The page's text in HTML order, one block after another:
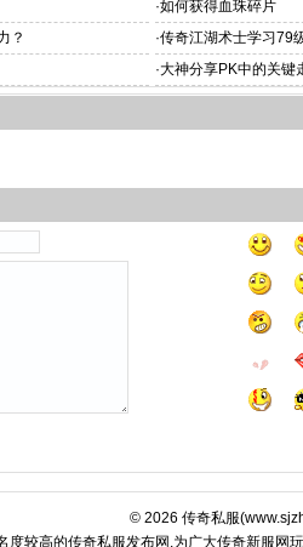
·如何获得血珠碎片
？ ·传奇江湖术士学习79
·大神分享PK中的关键
© 2026 传奇私服(
度较高的传奇私服发布网,为广大传奇新服